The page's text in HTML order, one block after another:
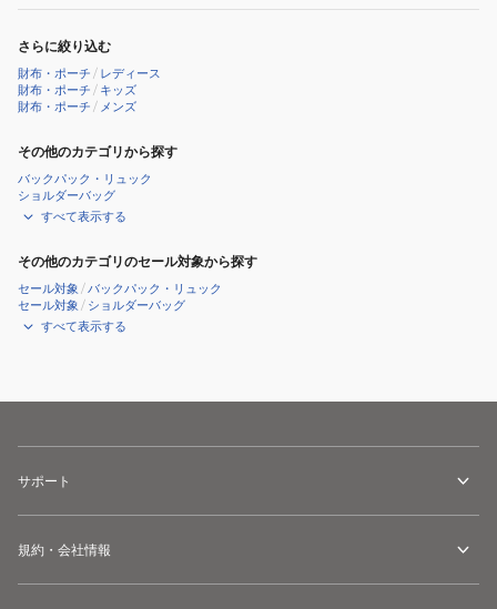
さらに絞り込む
財布・ポーチ / レディース
財布・ポーチ / キッズ
財布・ポーチ / メンズ
その他のカテゴリから探す
バックパック・リュック
ショルダーバッグ
すべて表示する
その他のカテゴリのセール対象から探す
セール対象 /バックパック・リュック
セール対象 / ショルダーバッグ
すべて表示する
サポート
規約・会社情報